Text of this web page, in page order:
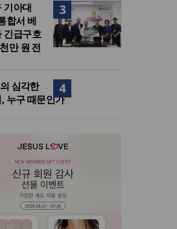
3
기아대
합서 베
긴급구호
만 원 전
4
심각한
누구 때문인가